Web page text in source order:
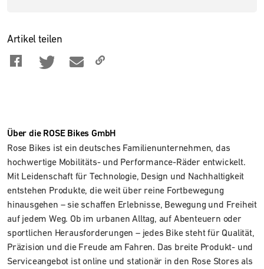
Artikel teilen
Über die ROSE Bikes GmbH
Rose Bikes ist ein deutsches Familienunternehmen, das
hochwertige Mobilitäts- und Performance-Räder entwickelt.
Mit Leidenschaft für Technologie, Design und Nachhaltigkeit
entstehen Produkte, die weit über reine Fortbewegung
hinausgehen – sie schaffen Erlebnisse, Bewegung und Freiheit
auf jedem Weg. Ob im urbanen Alltag, auf Abenteuern oder
sportlichen Herausforderungen – jedes Bike steht für Qualität,
Präzision und die Freude am Fahren. Das breite Produkt- und
Serviceangebot ist online und stationär in den Rose Stores als